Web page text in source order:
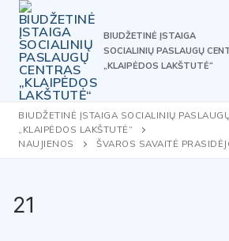
Skip
content
BIUDŽETINĖ ĮSTAIGA
SOCIALINIŲ PASLAUGŲ
„KLAIPĖDOS LAKŠTUTĖ“
BIUDŽETINĖ ĮSTAIGA SOCIALINIŲ
„KLAIPĖDOS LAKŠTUTĖ“
NAUJIENOS
ŠVAROS SAVAITĖ
21